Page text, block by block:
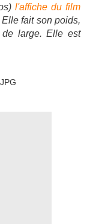
l'affiche du film
fait son poids,
large. Elle est